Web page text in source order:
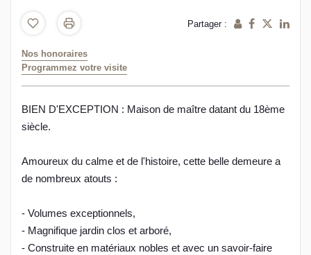
Partager :
Nos honoraires
Programmez votre visite
BIEN D'EXCEPTION : Maison de maître datant du 18ème
siècle.
Amoureux du calme et de l'histoire, cette belle demeure a
de nombreux atouts :
- Volumes exceptionnels,
- Magnifique jardin clos et arboré,
- Construite en matériaux nobles et avec un savoir-faire